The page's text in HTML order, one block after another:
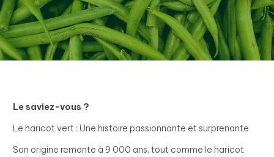
Le saviez-vous ?
Le haricot vert : Une histoire passionnante et surprenante
Son origine remonte à 9 000 ans, tout comme le haricot